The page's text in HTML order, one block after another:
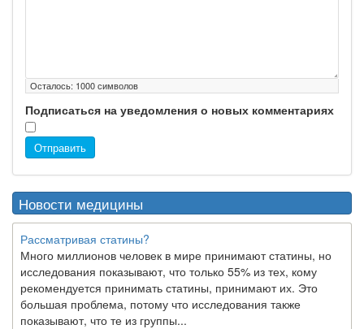
Осталось: 1000символов
Подписаться на уведомления о новых комментариях
Отправить
Новости медицины
Рассматривая статины?
Много миллионов человек в мире принимают статины, но
исследования показывают, что только 55% из тех, кому
рекомендуется принимать статины, принимают их. Это
большая проблема, потому что исследования также
показывают, что те из группы...